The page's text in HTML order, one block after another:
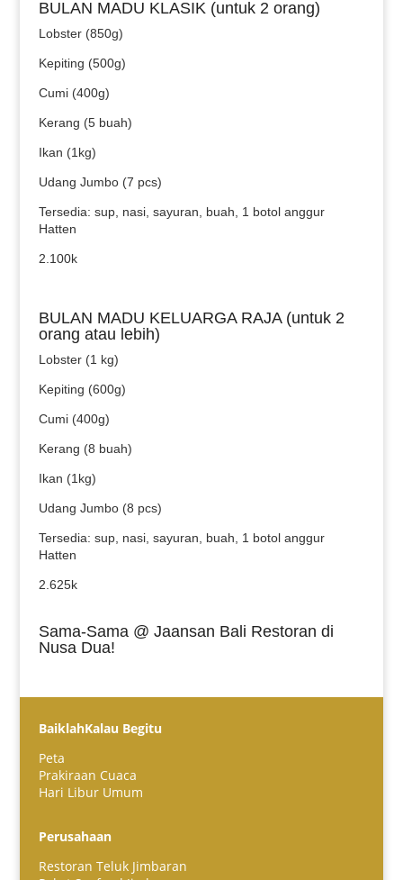
BULAN MADU KLASIK (untuk 2 orang)
Lobster (850g)
Kepiting (500g)
Cumi (400g)
Kerang (5 buah)
Ikan (1kg)
Udang Jumbo (7 pcs)
Tersedia: sup, nasi, sayuran, buah, 1 botol anggur
Hatten
2.100k
BULAN MADU KELUARGA RAJA (untuk 2
orang atau lebih)
Lobster (1 kg)
Kepiting (600g)
Cumi (400g)
Kerang (8 buah)
Ikan (1kg)
Udang Jumbo (8 pcs)
Tersedia: sup, nasi, sayuran, buah, 1 botol anggur
Hatten
2.625k
Sama-Sama @ Jaansan Bali Restoran di
Nusa Dua!
BaiklahKalau Begitu
Peta
Prakiraan Cuaca
Hari Libur Umum
Perusahaan
Restoran Teluk Jimbaran